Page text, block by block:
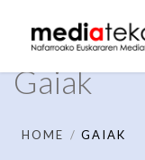
Gaiak
HOME GAIAK